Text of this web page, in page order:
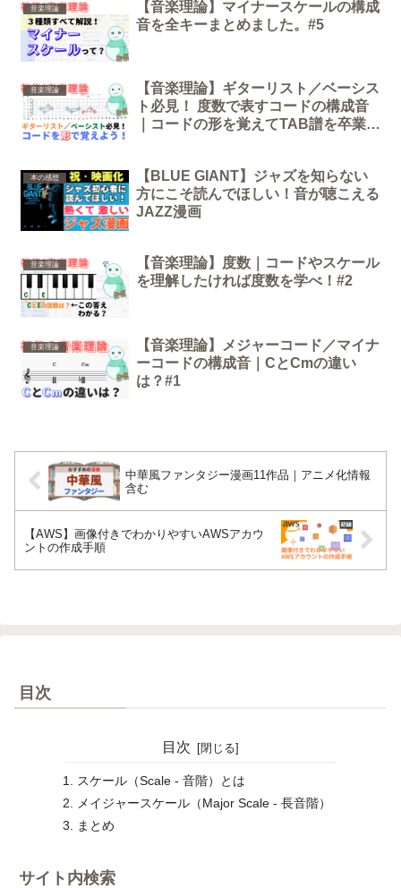
音楽理論
【音楽理論】マイナースケールの構成
音を全キーまとめました。#5
音楽理論
【音楽理論】ギターリスト／ベーシス
ト必見！ 度数で表すコードの構成音
｜コードの形を覚えてTAB譜を卒業し
本の感想
【BLUE GIANT】ジャズを知らない
方にこそ読んでほしい！音が聴こえる
JAZZ漫画
音楽理論
【音楽理論】度数｜コードやスケール
を理解したければ度数を学べ！#2
音楽理論
【音楽理論】メジャーコード／マイナ
ーコードの構成音｜CとCmの違い
は？#1
中華風ファンタジー漫画11作品｜アニメ化情報
含む
【AWS】画像付きでわかりやすいAWSアカウ
ントの作成手順
目次
目次
スケール（Scale - 音階）とは
メイジャースケール（Major Scale - 長音階）
まとめ
サイト内検索